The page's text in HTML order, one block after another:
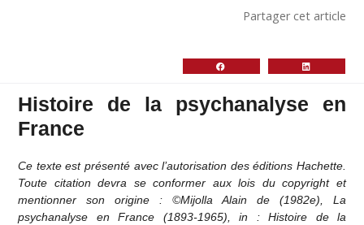
Partager cet article
Histoire de la psychanalyse en
France
Ce texte est présenté avec l’autorisation des éditions Hachette.
Toute citation devra se conformer aux lois du copyright et
mentionner son origine : ©Mijolla Alain de (1982e), La
psychanalyse en France (1893-1965), in : Histoire de la